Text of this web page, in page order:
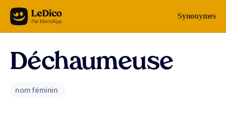
Aller au contenu Synonymes
Déchaumeuse
nom féminin